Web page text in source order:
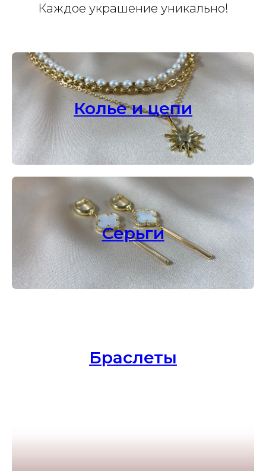
Каждое украшение уникально!
Колье и цепи
Серьги
Браслеты